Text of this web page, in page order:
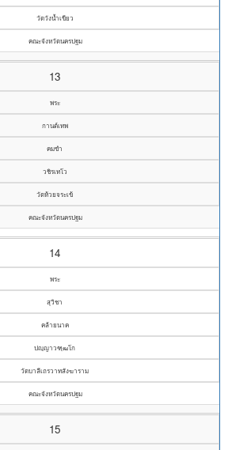
วัดวังน้ำเขียว
คณะจังหวัดนครปฐม
13
พระ
กานต์เทพ
คมขำ
วชิรเทโว
วัดห้วยจระเข้
คณะจังหวัดนครปฐม
14
พระ
สุวิชา
คล้ายนาค
ปญฺญาวฑฺฒโก
วัดบาลีเถรวาทสังฆาราม
คณะจังหวัดนครปฐม
15